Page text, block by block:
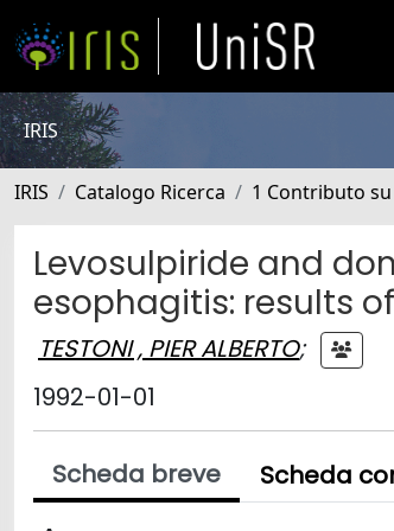
IRIS
IRIS Catalogo Ricerca 1 Contributo su
Levosulpiride and
esophagitis: results
TESTONI , PIER ALBERTO;
1992-01-01
Scheda breve Scheda